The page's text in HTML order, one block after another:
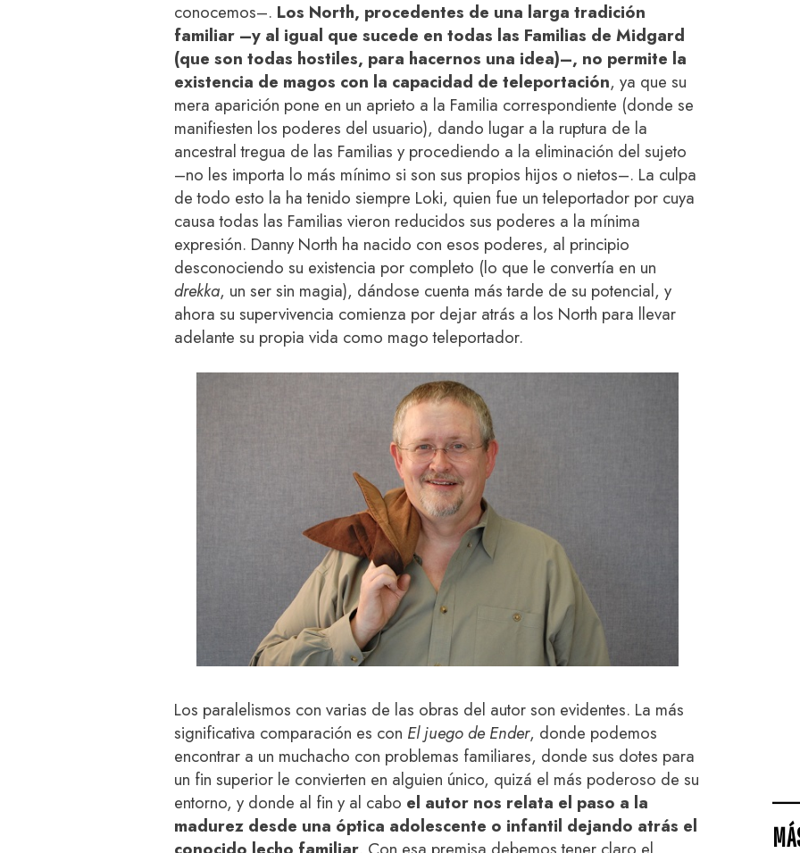
conocemos–. Los North, procedentes de una larga tradición
familiar –y al igual que sucede en todas las Familias de Midgard
(que son todas hostiles, para hacernos una idea)–, no permite la
existencia de magos con la capacidad de teleportación, ya que su
mera aparición pone en un aprieto a la Familia correspondiente (donde se
manifiesten los poderes del usuario), dando lugar a la ruptura de la
ancestral tregua de las Familias y procediendo a la eliminación del sujeto
–no les importa lo más mínimo si son sus propios hijos o nietos–. La culpa
de todo esto la ha tenido siempre Loki, quien fue un teleportador por cuya
causa todas las Familias vieron reducidos sus poderes a la mínima
expresión. Danny North ha nacido con esos poderes, al principio
desconociendo su existencia por completo (lo que le convertía en un
drekka, un ser sin magia), dándose cuenta más tarde de su potencial, y
ahora su supervivencia comienza por dejar atrás a los North para llevar
adelante su propia vida como mago teleportador.
Los paralelismos con varias de las obras del autor son evidentes. La más
significativa comparación es con El juego de Ender, donde podemos
encontrar a un muchacho con problemas familiares, donde sus dotes para
un fin superior le convierten en alguien único, quizá el más poderoso de su
entorno, y donde al fin y al cabo el autor nos relata el paso a la
madurez desde una óptica adolescente o infantil dejando atrás el